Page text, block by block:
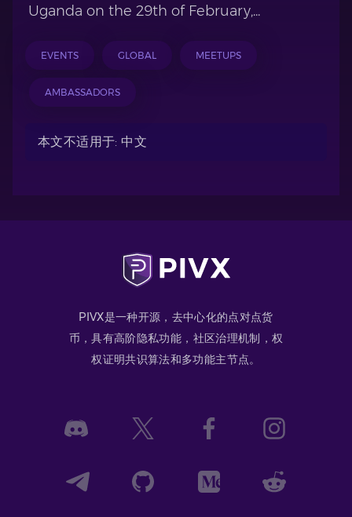
Uganda on the 29th of February,...
EVENTS GLOBAL MEETUPS
AMBASSADORS
本文不适用于: 中文
PIVX是一种开源，去中心化的点对点货
币，具有高阶隐私功能，社区治理机制，权
权证明共识算法和多功能主节点。